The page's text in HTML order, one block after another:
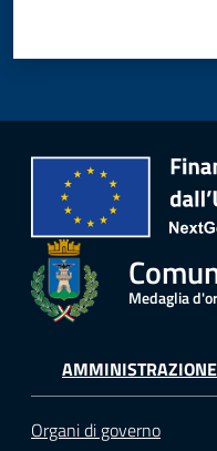
Medaglia
AMMINISTRAZIONE
Organi di governo